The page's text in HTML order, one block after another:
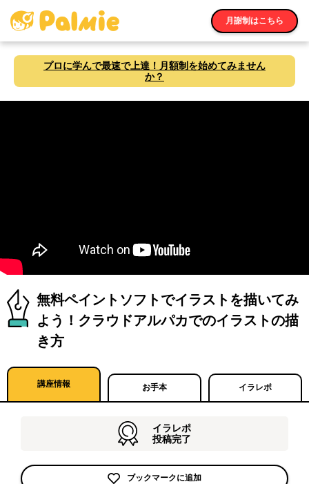
月謝制はこちら
プロに学んで最速で上達！月額制を始めてみません
か？
無料ペイントソフトでイラストを描いてみ
よう！クラウドアルパカでのイラストの描
き方
講座情報 お手本 イラレポ
イラレポ
投稿完了
ブックマークに追加